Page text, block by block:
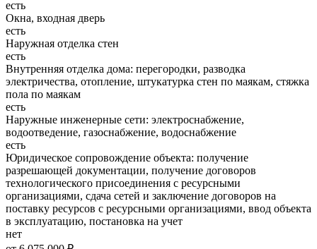
есть
Окна, входная дверь
есть
Наружная отделка стен
есть
Внутренняя отделка дома: перегородки, разводка
электричества, отопление, штукатурка стен по маякам, стяжка
пола по маякам
есть
Наружные инженерные сети: электроснабжение,
водоотведение, газоснабжение, водоснабжение
есть
Юридическое сопровождение объекта: получение
разрешающей документации, получение договоров
технологического присоединения с ресурсными
организациями, сдача сетей и заключение договоров на
поставку ресурсов с ресурсными организациями, ввод объекта
в эксплуатацию, постановка на учет
нет